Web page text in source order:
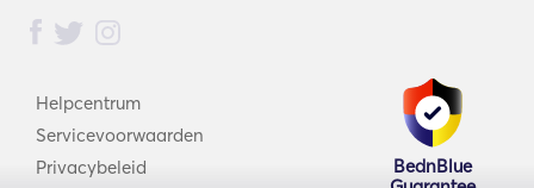
Helpcentrum
Servicevoorwaarden
Privacybeleid
BednBlue